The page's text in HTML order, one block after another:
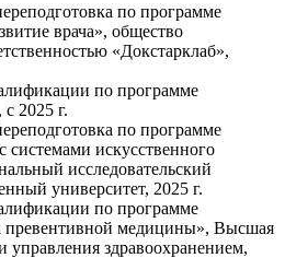
по программе
врача», общество
«Докстарклаб»,
по программе
2025 г.
по программе
системами искусственного
исследовательский
университет, 2025 г.
по программе
превентивной медицины», Высшая
управления здравоохранением,